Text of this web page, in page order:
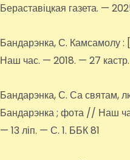
Бераставіцкая газета. —
Бандарэнка, С. Камсамолу
Наш час. — 2018. — 27
Бандарэнка, С. Са святам,
Бандарэнка ; фота // Наш
— 13 ліп. — С. 1. ББК 81